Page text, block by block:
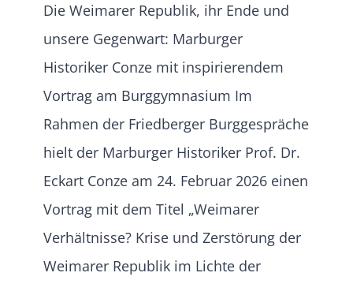
Die Weimarer Republik, ihr Ende und
unsere Gegenwart: Marburger
Historiker Conze mit inspirierendem
Vortrag am Burggymnasium Im
Rahmen der Friedberger Burggespräche
hielt der Marburger Historiker Prof. Dr.
Eckart Conze am 24. Februar 2026 einen
Vortrag mit dem Titel „Weimarer
Verhältnisse? Krise und Zerstörung der
Weimarer Republik im Lichte der